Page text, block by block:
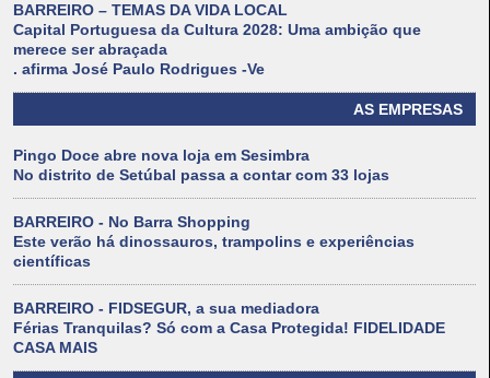
BARREIRO – TEMAS DA VIDA LOCAL
Capital Portuguesa da Cultura 2028: Uma ambição que
merece ser abraçada
. afirma José Paulo Rodrigues -Ve
AS EMPRESAS
Pingo Doce abre nova loja em Sesimbra
No distrito de Setúbal passa a contar com 33 lojas
BARREIRO - No Barra Shopping
Este verão há dinossauros, trampolins e experiências
científicas
BARREIRO - FIDSEGUR, a sua mediadora
Férias Tranquilas? Só com a Casa Protegida! FIDELIDADE
CASA MAIS